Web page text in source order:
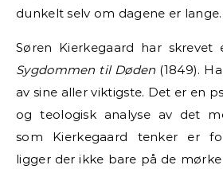
dunkelt selv om dagene er lange.
Søren Kierkegaard har
Sygdommen til Døden (1849).
av sine aller viktigste. Det er en
og teologisk analyse av det
som Kierkegaard tenker er
ligger der ikke bare på de